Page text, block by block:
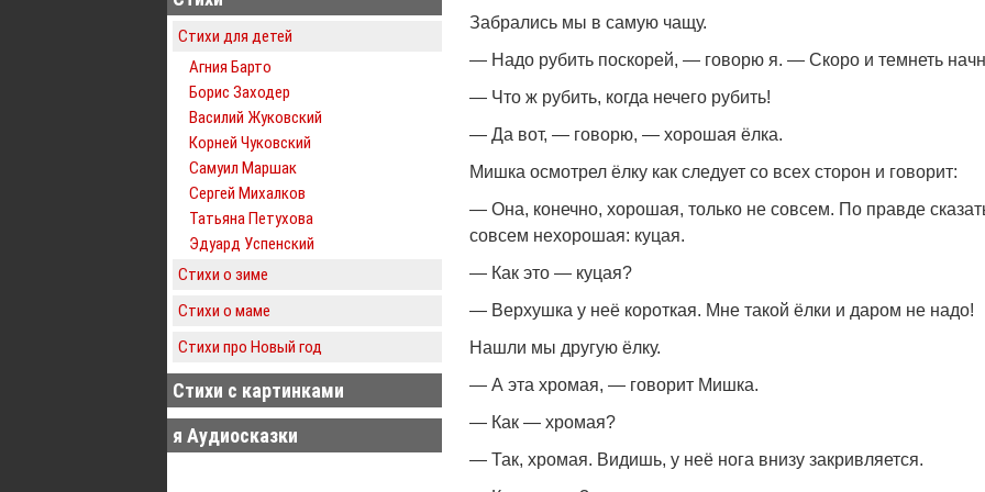
Стихи для детей
Агния Барто
Борис Заходер
Василий Жуковский
Корней Чуковский
Самуил Маршак
Сергей Михалков
Татьяна Петухова
Эдуард Успенский
Стихи о зиме
Стихи о маме
Стихи про Новый год
Стихи с картинками
я Аудиосказки
Забрались мы в самую чащу.
— Надо рубить поскорей, — говорю я. — Скоро и темнеть
— Что ж рубить, когда нечего рубить!
— Да вот, — говорю, — хорошая ёлка.
Мишка осмотрел ёлку как следует со всех сторон и говорит:
— Она, конечно, хорошая, только не совсем. По правде
совсем нехорошая: куцая.
— Как это — куцая?
— Верхушка у неё короткая. Мне такой ёлки и даром не надо!
Нашли мы другую ёлку.
— А эта хромая, — говорит Мишка.
— Как — хромая?
— Так, хромая. Видишь, у неё нога внизу закривляется.